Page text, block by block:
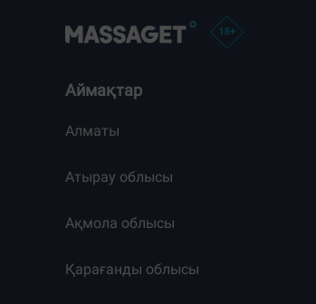
Аймақтар
Алматы
Атырау облысы
Ақмола облысы
Қарағанды облысы